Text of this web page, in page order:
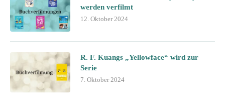
werden verfilmt
12. Oktober 2024
R. F. Kuangs „Yellowface“ wird zur
Serie
7. Oktober 2024